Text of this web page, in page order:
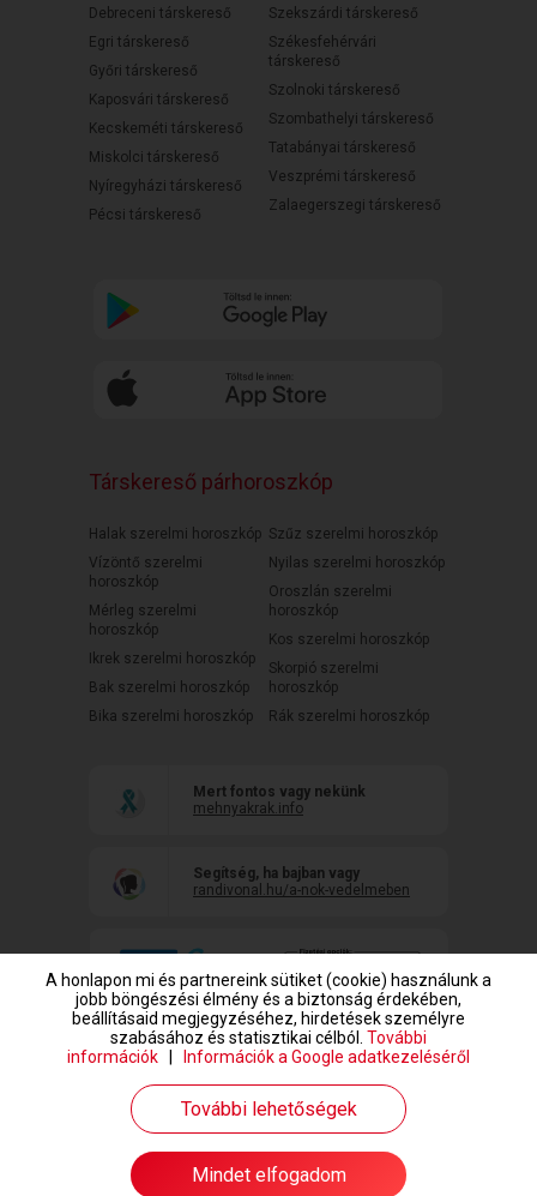
Debreceni társkereső
Egri társkereső
Győri társkereső
Kaposvári társkereső
Kecskeméti társkereső
Miskolci társkereső
Nyíregyházi társkereső
Pécsi társkereső
Szekszárdi társkereső
Székesfehérvári
társkereső
Szolnoki társkereső
Szombathelyi társkereső
Tatabányai társkereső
Veszprémi társkereső
Zalaegerszegi társkereső
Társkereső párhoroszkóp
Halak szerelmi horoszkóp
Vízöntő szerelmi
horoszkóp
Mérleg szerelmi
horoszkóp
Ikrek szerelmi horoszkóp
Bak szerelmi horoszkóp
Bika szerelmi horoszkóp
Szűz szerelmi horoszkóp
Nyilas szerelmi horoszkóp
Oroszlán szerelmi
horoszkóp
Kos szerelmi horoszkóp
Skorpió szerelmi
horoszkóp
Rák szerelmi horoszkóp
Mert fontos vagy nekünk
mehnyakrak.info
Segítség, ha bajban vagy
randivonal.hu/a-nok-vedelmeben
www.randivonal.hu © Copyright 1999-2026 Dating Central Europe Zrt.
A honlapon mi és partnereink sütiket (cookie) használunk a
jobb böngészési élmény és a biztonság érdekében,
beállításaid megjegyzéséhez, hirdetések személyre
szabásához és statisztikai célból. További
információk
Információk a Google adatkezeléséről
További lehetőségek
Mindet elfogadom